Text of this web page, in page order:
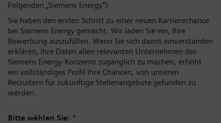
Folgenden „Siemens Energy“).
Sie haben den ersten Schritt zu einer neuen Karrierechance
bei Siemens Energy gemacht. Wir laden Sie ein, Ihre
Bewerbung auszufüllen. Wenn Sie sich damit einverstanden
erklären, Ihre Daten allen relevanten Unternehmen des
Siemens Energy-Konzerns zugänglich zu machen, erhöht
ein vollständiges Profil Ihre Chancen, von unseren
Recruitern für zukünftige Stellenangebote gefunden zu
werden.
Bitte wählen Sie: *